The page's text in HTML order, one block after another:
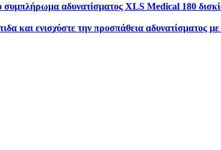
συμπλήρωμα αδυνατίσματος XLS Medical 180
και ενισχύστε την προσπάθεια αδυνατίσματος